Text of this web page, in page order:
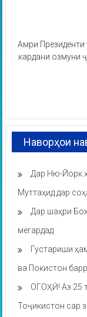
Амри Президенти
кардани озмуни
Наворҳои
Дар Ню-Йорк
Муттаҳид дар
Дар шаҳри
мегардад
Густариши
ва Покистон
ОГОҲӢ! Аз 25
Тоҷикистон сар